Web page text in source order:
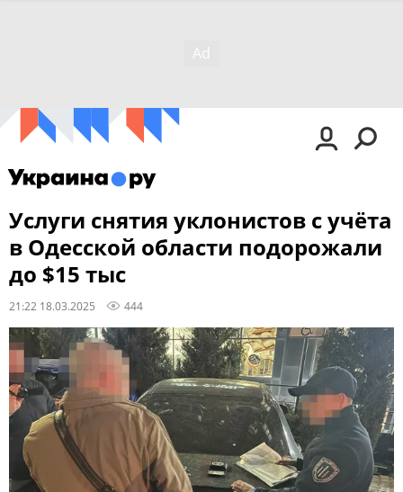
Услуги снятия уклонистов c учёта
в Одесской области подорожали
до $15 тыс
21:22 18.03.2025 444